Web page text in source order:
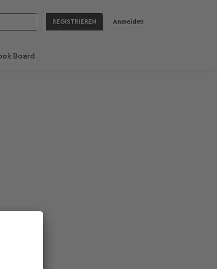
Board
REGISTRIEREN Anmelden